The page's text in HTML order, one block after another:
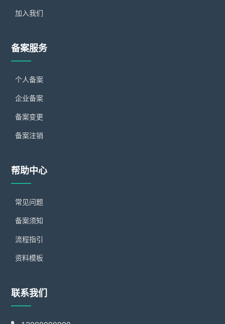
加入我们
备案服务
个人备案
企业备案
备案变更
备案注销
帮助中心
常见问题
备案须知
流程指引
资料模板
联系我们